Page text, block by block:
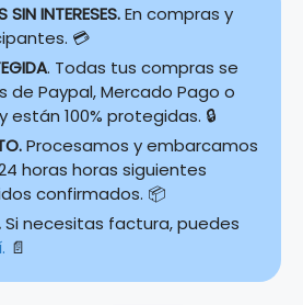
SIN INTERESES.En compras y
💳
. Todas tus compras se
de Paypal, Mercado Pago o
100% protegidas. 🔒
Procesamos y embarcamos
horas horas siguientes
confirmados. 📦
Si necesitas factura, puedes
📄